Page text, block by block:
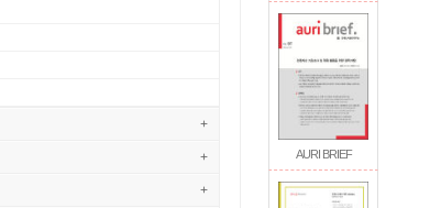
AURI BRIEF
+
+
+